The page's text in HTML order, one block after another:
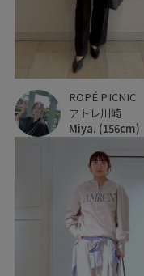
ROPÉ PICNIC
アトレ川崎
Miya. (156cm)